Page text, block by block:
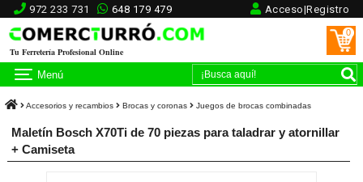
972 233 731 648 179 479 Acceso|Registro
Tu Ferretería Profesional Online
0
Menú
Accesorios y recambios Brocas y coronas Juegos de brocas combinadas
Maletín Bosch X70Ti de 70 piezas para taladrar y atornillar
+ Camiseta